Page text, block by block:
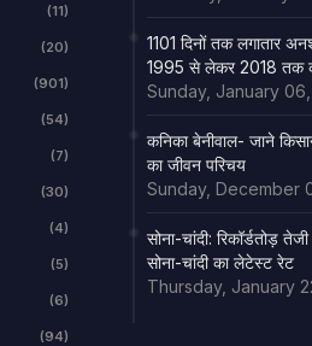
(11)
(20)
(901)
(54)
(7)
(30)
(4)
(5)
(6)
(94)
1101 दिनों तक लगातार
1995 से लेकर 2018 तक
Sunday, January 06,
कनिका बेनीवाल- जाने
का जीवन परिचय
Sunday, December
सोना-चांदी: रिकॉर्डतोड़
सोना-चांदी का लेटेस्ट रेट
Thursday, January